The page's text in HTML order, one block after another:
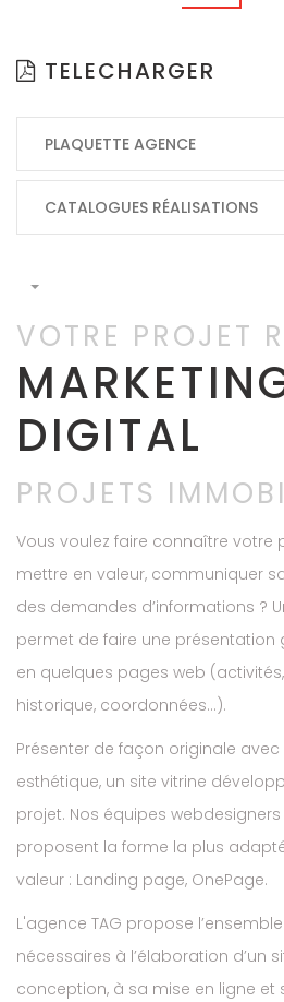
TELECHARGER
PLAQUETTE AGENCE
CATALOGUES RÉALISATIONS
VOTRE PROJET
DIGITAL
PROJETS
Vous voulez faire connaître votre
mettre en valeur, communiquer
des demandes d’informations ?
permet de faire une présentation
en quelques pages web
historique, coordonnées…).
Présenter de façon originale
esthétique, un site vitrine
projet. Nos équipes
proposent la forme la plus
valeur : Landing page, OnePage.
L'agence TAG propose
nécessaires à l’élaboration d’un
conception, à sa mise en ligne et